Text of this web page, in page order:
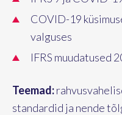
COVID-19
valguses
IFRS muudatused
Teemad:
standardid ja nende